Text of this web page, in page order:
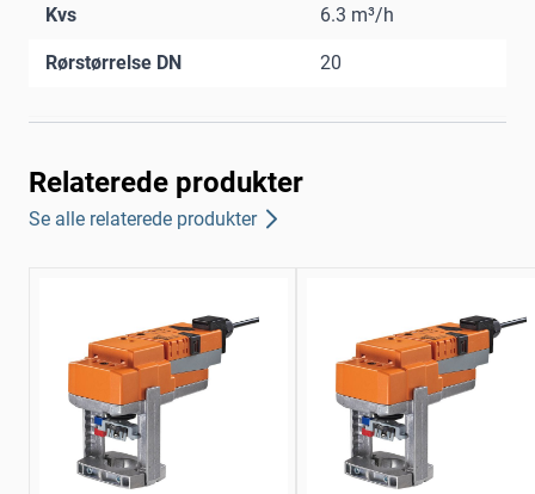
Kvs 6.3 m³/h
Rørstørrelse DN 20
Relaterede produkter
Se alle relaterede produkter